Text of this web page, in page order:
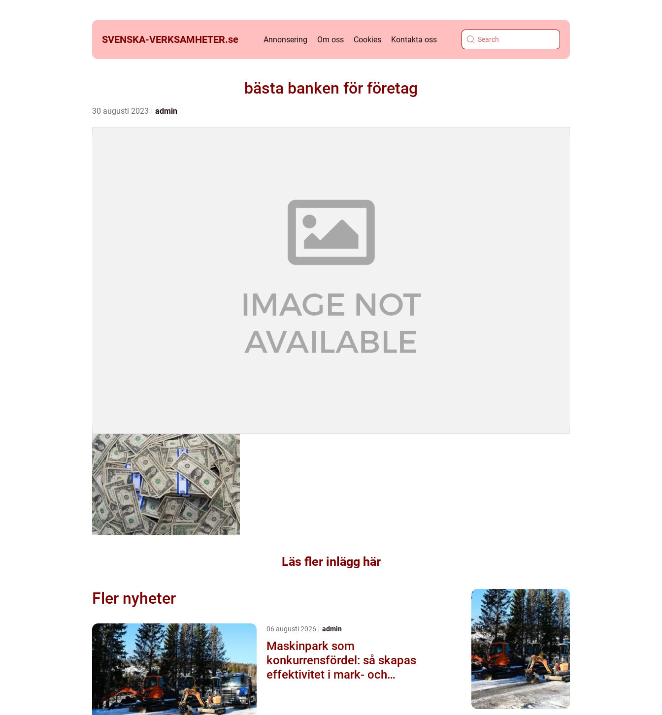
SVENSKA-VERKSAMHETER.se Annonsering Om oss Cookies Kontakta oss
bästa banken för företag
30 augusti 2023 admin
Läs fler inlägg här
Fler nyheter
06 augusti 2026 admin
Maskinpark som
konkurrensfördel: så skapas
effektivitet i mark- och